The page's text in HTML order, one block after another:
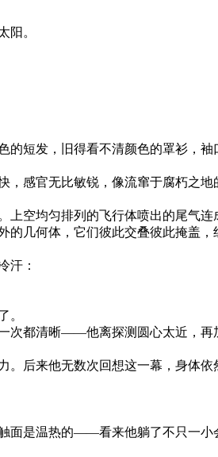
阳。
短发，旧得看不清颜色的罩衫，
感官无比敏锐，像流窜于腐朽之
空均匀排列的飞行体喷出的尾气
几何体，它们彼此交叠彼此掩盖
汗：
。
次都清晰——他离探测圆心太近，再
。后来他无数次回想这一幕，身体
面是温热的——看来他躺了不只一小